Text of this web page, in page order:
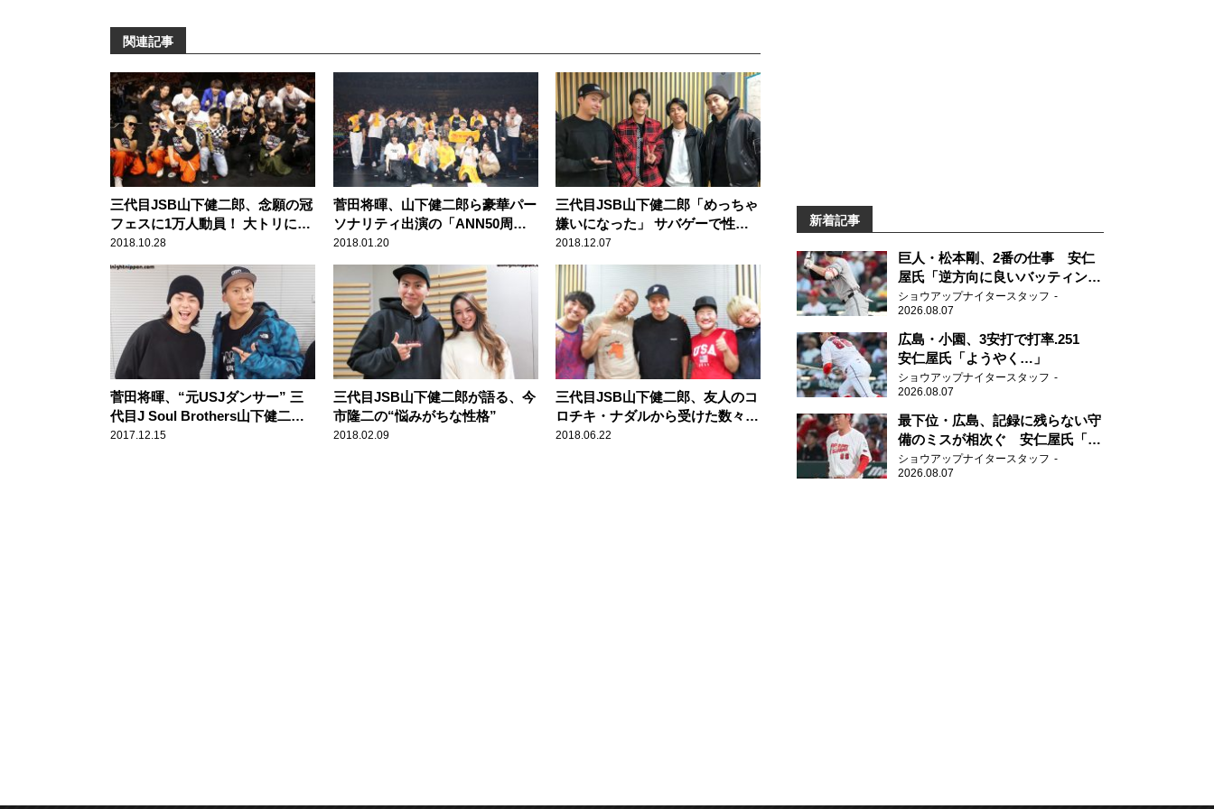
関連記事
三代目JSB山下健二郎、念願の冠
フェスに1万人動員！ 大トリには
盟友のELLY
2018.10.28
菅田将暉、山下健二郎ら豪華パー
ソナリティ出演の「ANN50周年
記念ライブ」に1万人が大熱狂！
2018.01.20
三代目JSB山下健二郎「めっちゃ
嫌いになった」 サバゲーで性格
が豹変した後輩
2018.12.07
菅田将暉、“元USJダンサー” 三
代目J Soul Brothers山下健二郎
の裏話に大興奮！
2017.12.15
三代目JSB山下健二郎が語る、今
市隆二の“悩みがちな性格”
2018.02.09
三代目JSB山下健二郎、友人のコ
ロチキ・ナダルから受けた数々の
無礼明かす
2018.06.22
新着記事
巨人・松本剛、2番の仕事 安仁
屋氏「逆方向に良いバッティン
グ」
ショウアップナイタースタッフ
2026.08.07
広島・小園、3安打で打率.251
安仁屋氏「ようやく…」
ショウアップナイタースタッフ
2026.08.07
最下位・広島、記録に残らない守
備のミスが相次ぐ 安仁屋氏「最
近守りのミスが多い」
ショウアップナイタースタッフ
2026.08.07